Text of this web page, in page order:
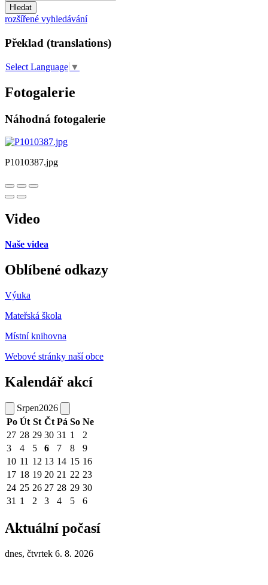
Hledat
rozšířené vyhledávání
Překlad (translations)
Select Language ▼
Fotogalerie
Náhodná fotogalerie
P1010387.jpg
Video
Naše videa
Oblíbené odkazy
Výuka
Mateřská škola
Místní knihovna
Webové stránky naší obce
Kalendář akcí
Srpen2026
Po Út St Čt Pá So Ne
27 28 29 30 31 1
2
3
4 5 6 7 8
9
10 11 12 13 14 15 16
17 18 19 20 21 22 23
24 25 26 27 28 29 30
31 1 2 3 4 5 6
Aktuální počasí
dnes, čtvrtek 6. 8. 2026